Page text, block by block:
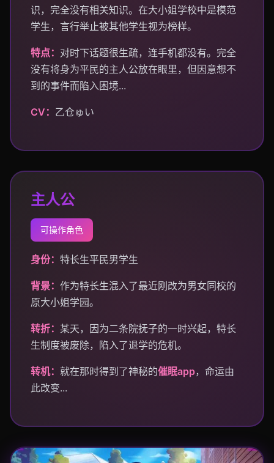
识，完全没有相关知识。在大小姐学校中是模范
学生，言行举止被其他学生视为榜样。
特点： 对时下话题很生疏，连手机都没有。完全
没有将身为平民的主人公放在眼里，但因意想不
到的事件而陷入困境...
CV： 乙仓ゅい
主人公
可操作角色
身份： 特长生平民男学生
背景： 作为特长生混入了最近刚改为男女同校的
原大小姐学园。
转折： 某天，因为二条院抚子的一时兴起，特长
生制度被废除，陷入了退学的危机。
转机： 就在那时得到了神秘的催眠app，命运由
此改变...